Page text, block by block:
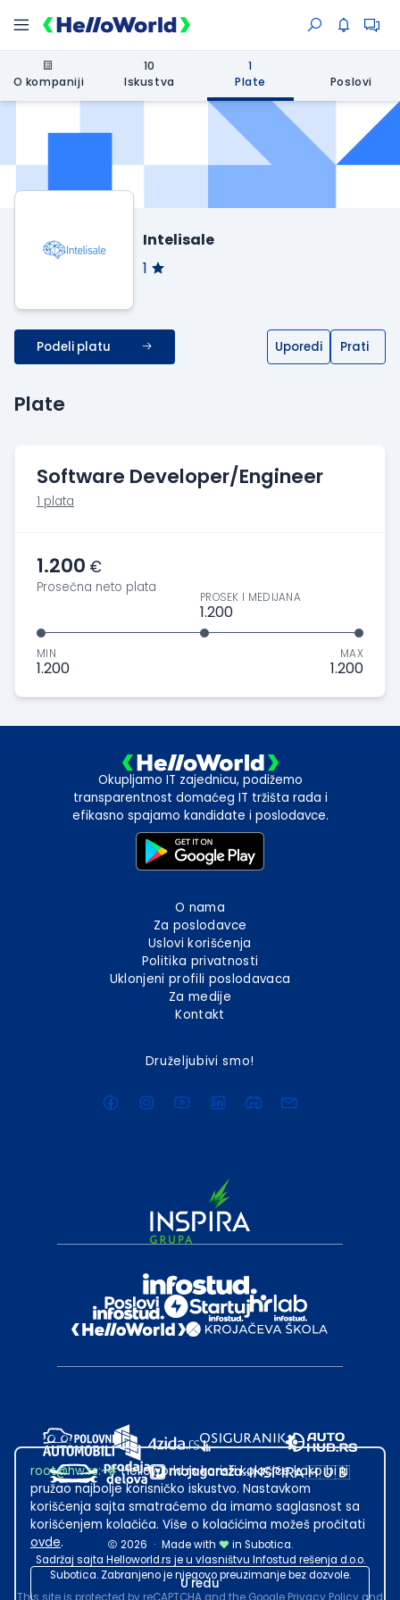
O kompaniji
10
Iskustva
1
Plate
Poslovi
Intelisale
1
Podeli platu Uporedi Prati
Plate
Software Developer/Engineer
1 plata
1.200 €
Prosečna neto plata
MIN
1.200
PROSEK I MEDIJANA
1.200
MAX
1.200
Okupljamo IT zajednicu, podižemo
transparentnost domaćeg IT tržišta rada i
efikasno spajamo kandidate i poslodavce.
O nama
Za poslodavce
Uslovi korišćenja
Politika privatnosti
Uklonjeni profili poslodavaca
Za medije
Kontakt
Druželjubivi smo!
2026 · Made with
in Subotica.
Sadržaj sajta Helloworld.rs je u vlasništvu Infostud rešenja d.o.o.
Subotica. Zabranjeno je njegovo preuzimanje bez dozvole.
root@hw.rs:~#Helloworld.rs koristi kolačiće kako bi ti
pružao najbolje korisničko iskustvo. Nastavkom
korišćenja sajta smatraćemo da imamo saglasnost sa
korišćenjem kolačića. Više o kolačićima možeš pročitati
ovde.
U redu